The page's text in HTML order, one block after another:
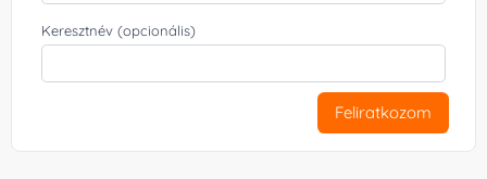
Keresztnév (opcionális)
Feliratkozom